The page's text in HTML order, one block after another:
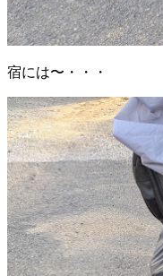
宿には〜・・・